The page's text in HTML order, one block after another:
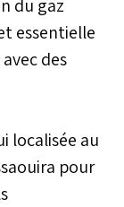
du gaz
essentielle
des
localisée au
pour